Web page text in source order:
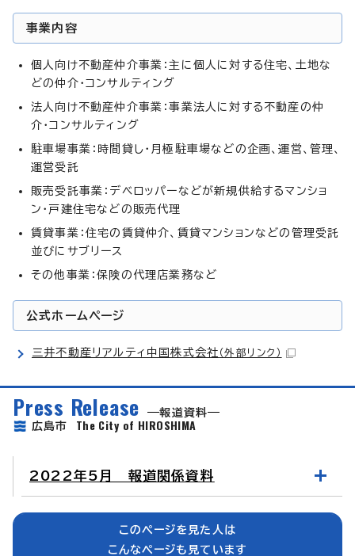
事業内容
個人向け不動産仲介事業：主に個人に対する住宅、土地な
どの仲介・コンサルティング
法人向け不動産仲介事業：事業法人に対する不動産の仲
介・コンサルティング
駐車場事業：時間貸し・月極駐車場などの企画、運営、管理、
運営受託
販売受託事業：デベロッパーなどが新規供給するマンショ
ン・戸建住宅などの販売代理
賃貸事業：住宅の賃貸仲介、賃貸マンションなどの管理受託
並びにサブリース
その他事業：保険の代理店業務など
公式ホームページ
三井不動産リアルティ中国株式会社 （外部リンク）
Press Release
報道資料
広島市 The City of HIROSHIMA
2022年5月 報道関係資料
このページを見た人は
こんなページも見ています